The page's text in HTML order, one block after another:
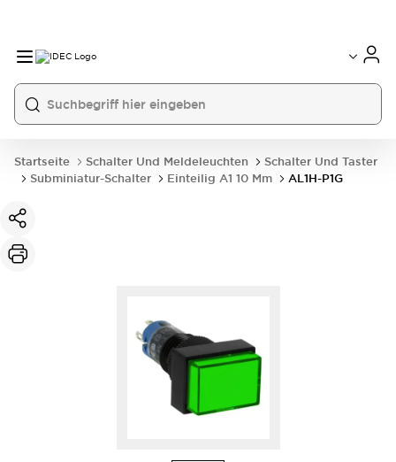
Startseite Schalter Und Meldeleuchten
Schalter Und Taster
Subminiatur-Schalter
Einteilig A1 10 Mm AL1H-P1G